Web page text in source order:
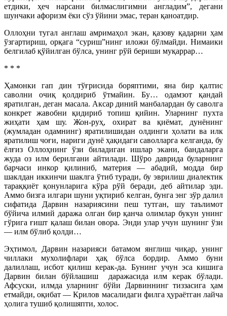
етдики, ҳеч нарсани билмаслигимни англадим”, дегани
шунчаки афоризм ёки сўз ўйини эмас, теран қаноатдир.
Оллоҳни тугал англаш амримаҳол экан, қазову қадарни ҳам
ўзгартириш, орқага “суриш”нинг иложи бўлмайди. Нимаики
белгилаб қўйилган бўлса, унинг рўй бериши муқаррар…
* * *
Ҳамонки гап дин тўғрисида боряптими, яна бир қалтис
саволни очиқ қолдириб ўтмайин. Бу… одамзот қандай
яратилган, деган масала. Аксар диний манбалардан бу саволга
конкрет жавобни қидириб топиш қийин. Уларнинг пухта
жиҳати ҳам шу. Жон-руҳ, охират ва қиёмат, дунёнинг
(жумладан одамнинг) яратилишидан олдинги ҳолати ва илк
яратилиш чоғи, нариги дунё ҳақидаги саволларга келганда, бу
ёлғиз Оллоҳнинг ўзи биладиган ишлар экани, бандаларга
жуда оз илм берилгани айтилади. Шўро даврида буларнинг
барчаси инкор қилиниб, материя — абадий, модда бир
шаклдан иккинчи шаклга ўтиб туради, бу эврилиш диалектик
тараққиёт қонунларига кўра рўй беради, деб айтилар эди.
Аммо бизга илгари шуни уқтириб келган, бунга энг зўр далил
сифатида Дарвин назариясини пеш тутган, шу таълимот
бўйича илмий даража олган бир қанча олимлар букун унинг
гўрига ғишт қалаш билан овора. Энди улар учун шунинг ўзи
— илм бўлиб қолди…
Эҳтимол, Дарвин назарияси батамом янглиш чиқар, унинг
чиллаки мухолифлари ҳақ бўлса бордир. Аммо буни
далиллаш, исбот қилиш керак-да. Бунинг учун эса кишига
Дарвин билан бўйлашиш даражасида илм керак бўлади.
Афсуски, илмда уларнинг бўйи Дарвиннинг тиззасига ҳам
етмайди, оқибат — Крилов масалидаги филга ҳураётган лайча
ҳолига тушиб қолишяпти, холос.